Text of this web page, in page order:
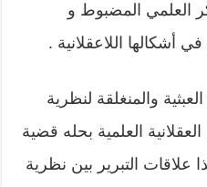
العلمي المضبوط و
أشكالها اللاعقلانية .
والمنغلقة لنظرية
العلمية بحله قضية
علاقات التبرير بين نظرية